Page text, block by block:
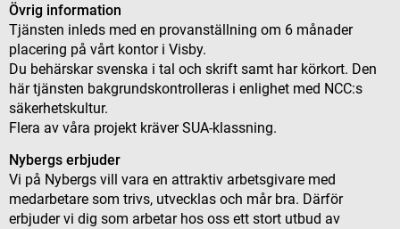
Övrig information
Tjänsten inleds med en provanställning om 6 månader
placering på vårt kontor i Visby.
Du behärskar svenska i tal och skrift samt har körkort. Den
här tjänsten bakgrundskontrolleras i enlighet med NCC:s
säkerhetskultur.
Flera av våra projekt kräver SUA-klassning.
Nybergs erbjuder
Vi på Nybergs vill vara en attraktiv arbetsgivare med
medarbetare som trivs, utvecklas och mår bra. Därför
erbjuder vi dig som arbetar hos oss ett stort utbud av